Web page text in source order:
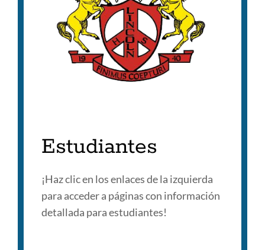
Estudiantes
¡Haz clic en los enlaces de la izquierda
para acceder a páginas con información
detallada para estudiantes!